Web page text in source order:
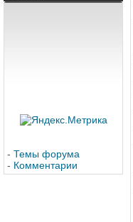
- Темы форума
- Комментарии